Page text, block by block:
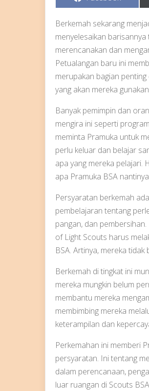
Berkemah sekarang
menyelesaikan
merencanakan dan
Petualangan baru ini
merupakan bagian
yang akan mereka
Banyak pemimpin dan
mengira ini seperti
meminta Pramuka untuk
perlu keluar dan belajar
apa yang mereka pelajari.
apa Pramuka BSA
Persyaratan berkemah
pembelajaran tentang
pangan, dan
of Light Scouts harus
BSA. Artinya, mereka
Berkemah di tingkat ini
mereka mungkin belum
membantu mereka
membimbing mereka
keterampilan dan
Perkemahan ini memberi
persyaratan. Ini tentang
dalam perencanaan,
luar ruangan di Scouts